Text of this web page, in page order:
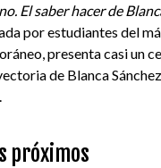
El saber hacer de
por estudiantes del
presenta casi un
de Blanca
próximos